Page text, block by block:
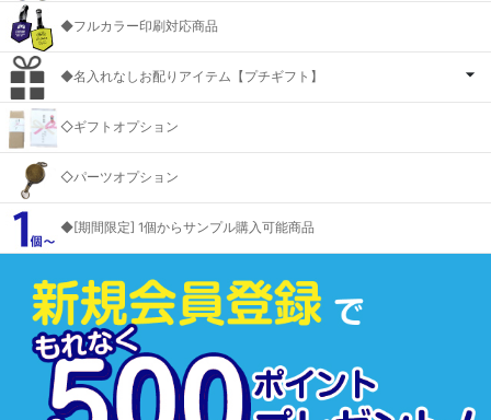
◆フルカラー印刷対応商品
◆名入れなしお配りアイテム【プチギフト】
◇ギフトオプション
◇パーツオプション
◆[期間限定] 1個からサンプル購入可能商品